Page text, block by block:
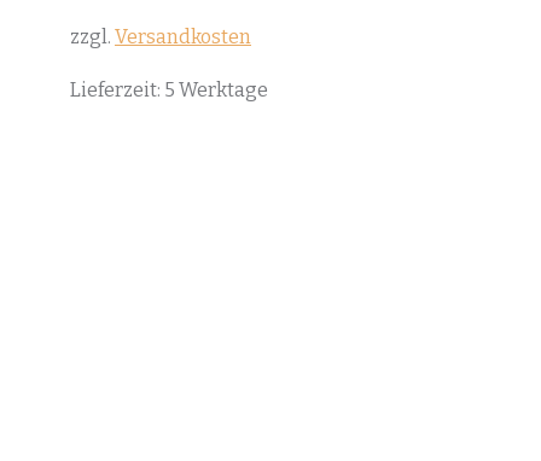
zzgl. Versandkosten
Lieferzeit: 5 Werktage